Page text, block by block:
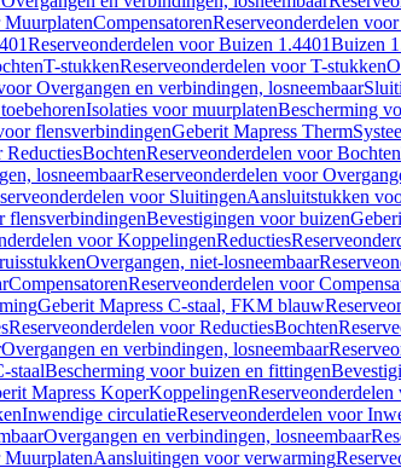
MuurplatenCompensatorenReserveonderdelen
Reserveonderdelen voor Buizen 1.4401Buizen
T-stukkenReserveonderdelen voor T-stukken
Overgangen en verbindingen, losneembaar
Isolaties voor muurplatenBescherming
flensverbindingenGeberit Mapress Therm
ReductiesBochtenReserveonderdelen voor Bochten
losneembaarReserveonderdelen voor
voor SluitingenAansluitstukken
flensverbindingenBevestigingen voor buizen
voor KoppelingenReducties
Overgangen, niet-losneembaar
CompensatorenReserveonderdelen voor
Geberit Mapress C-staal, FKM blauw
Reserveonderdelen voor ReductiesBochten
Overgangen en verbindingen, losneembaar
staalBescherming voor buizen en fittingen
Mapress KoperKoppelingen
Inwendige circulatieReserveonderdelen voor
Overgangen en verbindingen, losneembaar
MuurplatenAansluitingen voor verwarming